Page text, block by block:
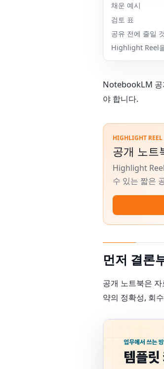
채운 예시
검토 표
공유 전에 줄일 것
Highlight Reel
NotebookLM 공
야 합니다.
HIGHLIGHT REEL
공개 노트
Highlight
수 있는 짧은
먼저 결론
공개 노트북은
약의 정확성, 회